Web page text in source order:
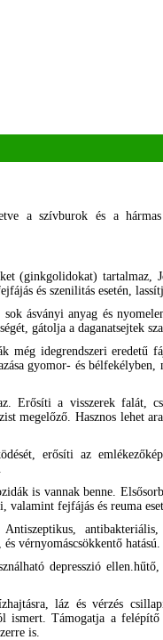
a szívburok és a hármas
(ginkgolidokat) tartalmaz,
és szenilitás esetén,
ásványi anyag és
gátolja a daganatsejtek
még idegrendszeri eredetű
gyomor- és bélfekélyben,
Erősíti a visszerek falát,
megelőző. Hasznos lehet
erősíti az
is vannak benne.
valamint fejfájás és reuma
antibakteriális,
vérnyomáscsökkentő hatású.
depresszió
láz és vérzés
ismert. Támogatja a
is.